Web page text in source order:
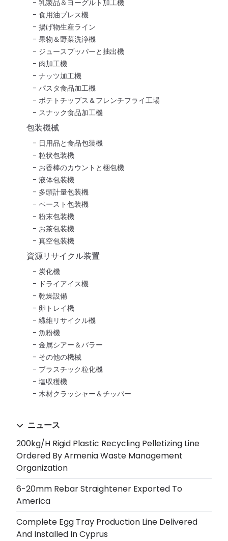
乳製品＆ヨーグルト加工機
食用油プレス機
揚げ物生産ライン
果物＆野菜洗浄機
ジュースプッパーと抽出機
肉加工機
ナッツ加工機
パスタ食品加工機
ポテトチップス＆フレンチフライ工場
スナック食品加工機
包装機械
日用品と食品包装機
粒状包装機
お香棒のカウントと梱包機
液体包装機
多頭計量包装機
ペースト包装機
粉末包装機
お茶包装機
真空包装機
資源リサイクル装置
炭化機
ドライアイス機
乾燥設備
卵トレイ機
繊維リサイクル機
魚粉機
金属シアー＆バラー
その他の機械
プラスチック粒化機
塩収穫機
木材クラッシャー＆チッパー
ニュース
200kg/h Rigid Plastic Recycling Pelletizing Line
Ordered By Armenia Waste Management
Organization
6-20mm Rebar Straightener Exported To
America
Complete Egg Tray Production Line Delivered
And Installed In Cyprus